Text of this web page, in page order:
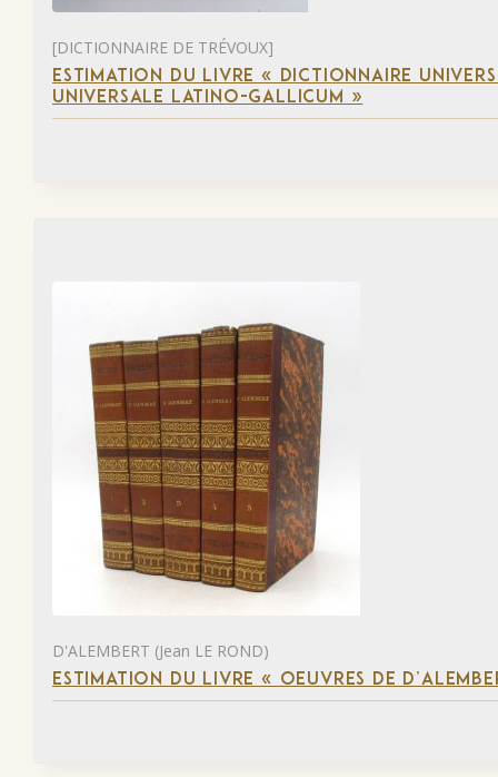
[DICTIONNAIRE DE TRÉVOUX]
ESTIMATION DU LIVRE « DICTIONNAIRE
UNIVERSALE LATINO-GALLICUM »
D'ALEMBERT (Jean LE ROND)
ESTIMATION DU LIVRE « OEUVRES DE